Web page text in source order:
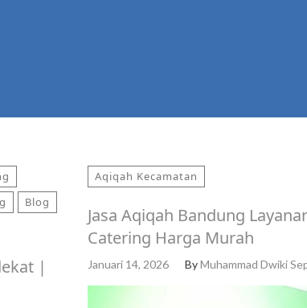
Blog
|
Aqiqah Kecamatan
Jasa Aqiqah Bandung
Catering Harga Murah
Januari 14, 2026 ByMuhammad Dwiki